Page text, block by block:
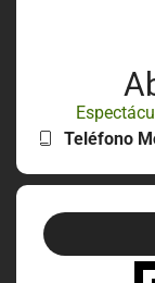
Teléfono